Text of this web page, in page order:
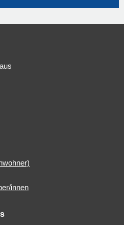
innen